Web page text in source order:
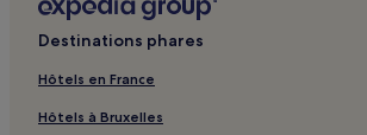
Musée Cap Al Campestre : hôtels à proximité
proximité
Frégouville : hôtels
Destinations phares
Hôtels en France
Hôtels à Bruxelles